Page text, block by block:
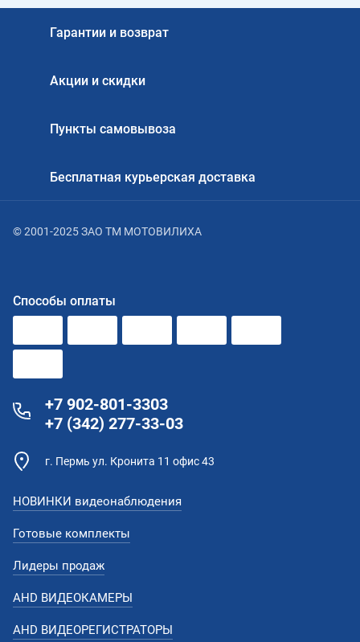
Гарантии и возврат
Акции и скидки
Пункты самовывоза
Бесплатная курьерская доставка
© 2001-2025 ЗАО ТМ МОТОВИЛИХА
Способы оплаты
+7 902-801-3303
+7 (342) 277-33-03
г. Пермь ул. Кронита 11 офис 43
НОВИНКИ видеонаблюдения
Готовые комплекты
Лидеры продаж
AHD ВИДЕОКАМЕРЫ
AHD ВИДЕОРЕГИСТРАТОРЫ